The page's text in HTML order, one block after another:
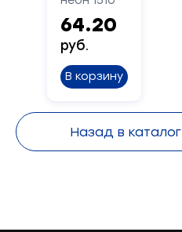
64.20
руб.
В корзину
Назад в каталог